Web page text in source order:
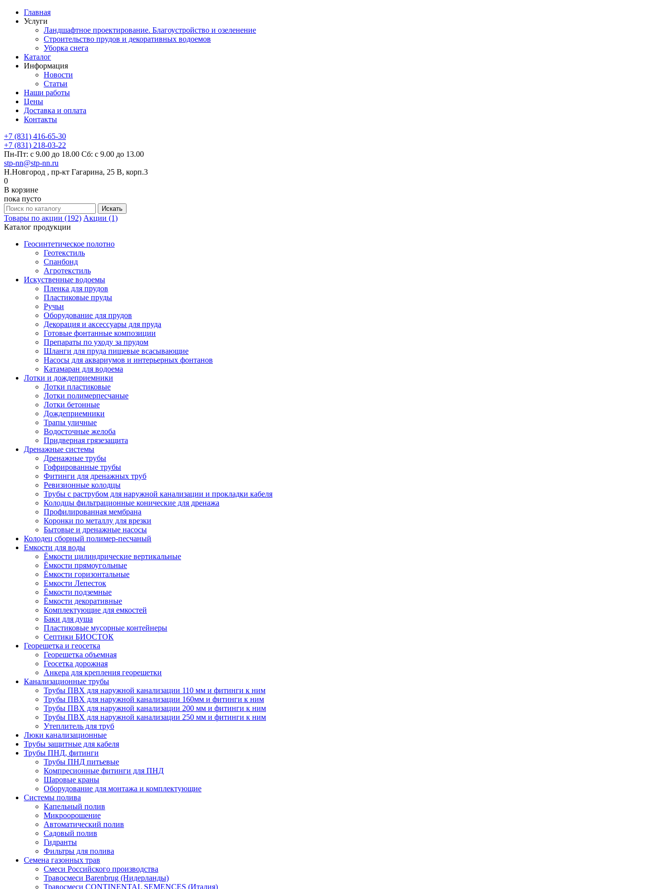
Главная
Услуги
Ландшафтное проектирование. Благоустройство и озеленение
Строительство прудов и декоративных водоемов
Уборка снега
Каталог
Информация
Новости
Статьи
Наши работы
Цены
Доставка и оплата
Контакты
+7 (831) 416-65-30
+7 (831) 218-03-22
Пн-Пт: с 9.00 до 18.00 Сб: с 9.00 до 13.00
stp-nn@stp-nn.ru
Н.Новгород , пр-кт Гагарина, 25 В, корп.3
0
В корзине
пока пусто
Товары по акции (192) Акции (1)
Каталог продукции
Геосинтетическое полотно
Геотекстиль
Спанбонд
Агротекстиль
Искуственные водоемы
Пленка для прудов
Пластиковые пруды
Ручьи
Оборудование для прудов
Декорация и аксессуары для пруда
Готовые фонтанные композиции
Препараты по уходу за прудом
Шланги для пруда пищевые всасывающие
Насосы для аквариумов и интерьерных фонтанов
Катамаран для водоема
Лотки и дождеприемники
Лотки пластиковые
Лотки полимерпесчаные
Лотки бетонные
Дождеприемники
Трапы уличные
Водосточные желоба
Придверная грязезащита
Дренажные системы
Дренажные трубы
Гофрированные трубы
Фитинги для дренажных труб
Ревизионные колодцы
Трубы с раструбом для наружной канализации и прокладки кабеля
Колодцы фильтрационные конические для дренажа
Профилированная мембрана
Коронки по металлу для врезки
Бытовые и дренажные насосы
Колодец сборный полимер-песчаный
Емкости для воды
Ёмкости цилиндрические вертикальные
Ёмкости прямоугольные
Ёмкости горизонтальные
Емкости Лепесток
Ёмкости подземные
Ёмкости декоративные
Комплектующие для емкостей
Баки для душа
Пластиковые мусорные контейнеры
Септики БИОСТОК
Георешетка и геосетка
Георешетка объемная
Геосетка дорожная
Анкера для крепления георешетки
Канализационные трубы
Трубы ПВХ для наружной канализации 110 мм и фитинги к ним
Трубы ПВХ для наружной канализации 160мм и фитинги к ним
Трубы ПВХ для наружной канализации 200 мм и фитинги к ним
Трубы ПВХ для наружной канализации 250 мм и фитинги к ним
Утеплитель для труб
Люки канализационные
Трубы защитные для кабеля
Трубы ПНД, фитинги
Трубы ПНД питьевые
Компресионные фитинги для ПНД
Шаровые краны
Оборудование для монтажа и комплектующие
Системы полива
Капельный полив
Микроорошение
Автоматический полив
Садовый полив
Гидранты
Фильтры для полива
Семена газонных трав
Смеси Российского производства
Травосмеси Barenbrug (Нидерланды)
Травосмеси CONTINENTAL SEMENCES (Италия)